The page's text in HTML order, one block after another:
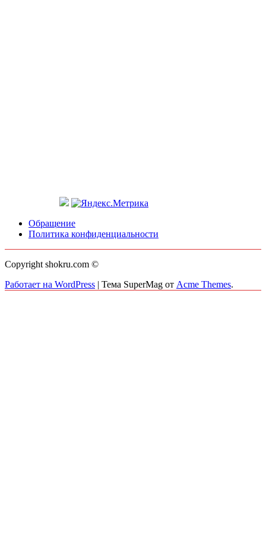
Обращение
Политика конфиденциальности
Copyright shokru.com ©
Работает на WordPress | Тема SuperMag от Acme Themes.